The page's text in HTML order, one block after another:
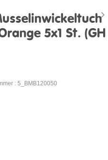
5x1 St. (GH
: 5_BMB120050